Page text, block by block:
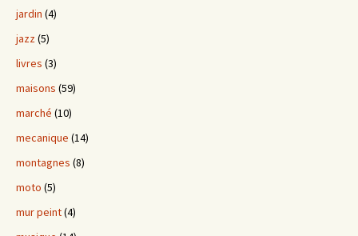
jardin (4)
jazz(5)
livres (3)
maisons (59)
marché (10)
mecanique (14)
montagnes (8)
moto (5)
mur peint(4)